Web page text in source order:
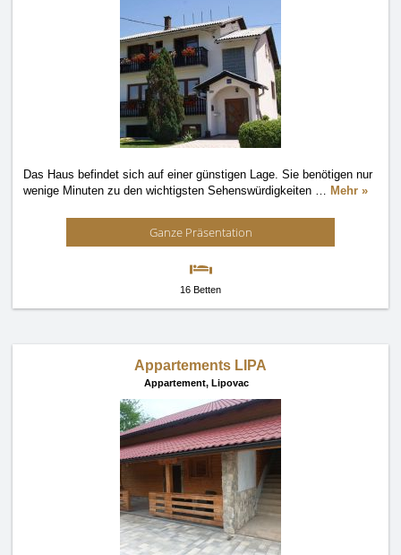
Das Haus befindet sich auf einer günstigen Lage. Sie benötigen nur
wenige Minuten zu den wichtigsten Sehenswürdigkeiten … Mehr »
Ganze Präsentation
16 Betten
Appartements LIPA
Appartement, Lipovac